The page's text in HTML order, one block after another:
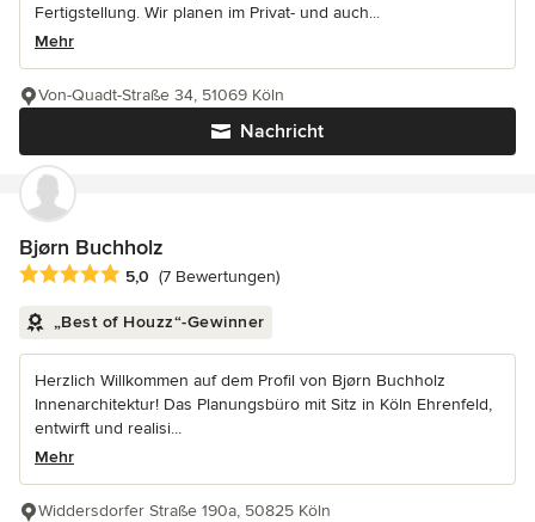
Fertigstellung. Wir planen im Privat- und auch...
Mehr
Nachricht
Von-Quadt-Straße 34, 51069 Köln
Bjørn Buchholz
Durchschnittliche Bewertung: 5 von 5 Sternen
5,0 (7 Bewertungen)
„Best of Houzz“-Gewinner
Herzlich Willkommen auf dem Profil von Bjørn Buchholz
Innenarchitektur! Das Planungsbüro mit Sitz in Köln Ehrenfeld,
entwirft und realisi...
Mehr
Widdersdorfer Straße 190a, 50825 Köln